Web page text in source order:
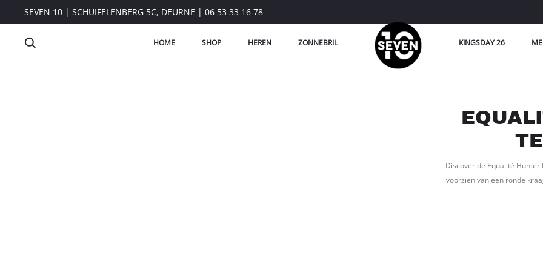
SEVEN 10 | SCHUIFELENBERG 5C, DEURNE | 06 53 33 16 78
HOME SHOP HEREN ZONNEBRIL KINGSDAY 26
Discover de Equalité
voorzien van een ronde